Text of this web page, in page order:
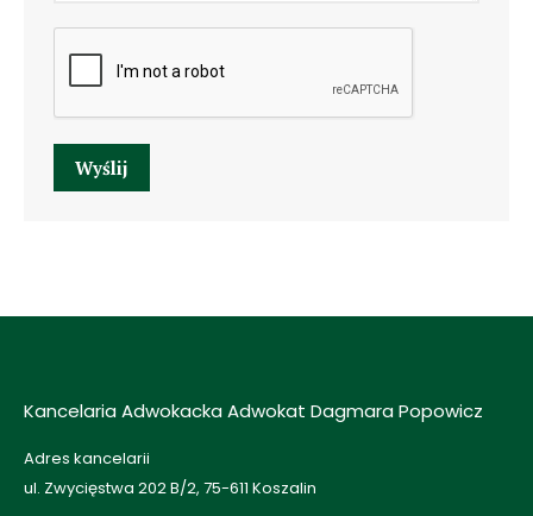
Wyślij
Kancelaria Adwokacka Adwokat Dagmara Popowicz
Adres kancelarii
ul. Zwycięstwa 202 B/2, 75-611 Koszalin